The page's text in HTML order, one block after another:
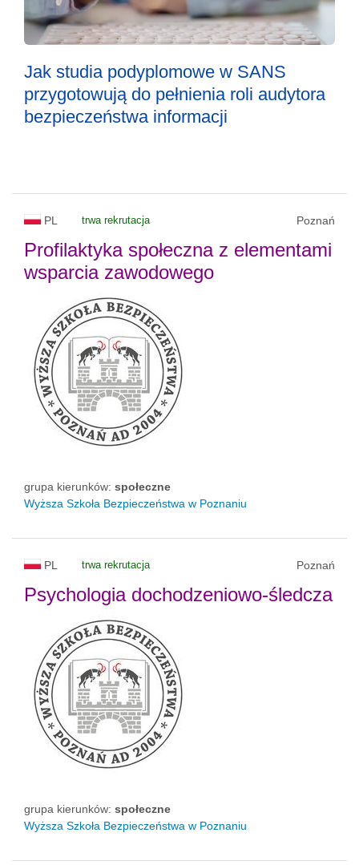
Jak studia podyplomowe w SANS
przygotowują do pełnienia roli audytora
bezpieczeństwa informacji
PL trwa rekrutacja Poznań
Profilaktyka społeczna z elementami
wsparcia zawodowego
grupa kierunków: społeczne
Wyższa Szkoła Bezpieczeństwa w Poznaniu
PL trwa rekrutacja Poznań
Psychologia dochodzeniowo-śledcza
grupa kierunków: społeczne
Wyższa Szkoła Bezpieczeństwa w Poznaniu